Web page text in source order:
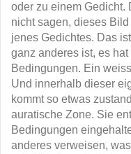
oder zu einem Gedicht.
nicht sagen, dieses
jenes Gedichtes. Das
ganz anderes ist, es
Bedingungen. Ein
Und innerhalb dieser
kommt so etwas
auratische Zone. Sie
Bedingungen
anderes verweisen,